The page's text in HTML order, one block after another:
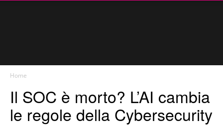
Home
Il SOC è morto? L’AI cambia
le regole della Cybersecurity